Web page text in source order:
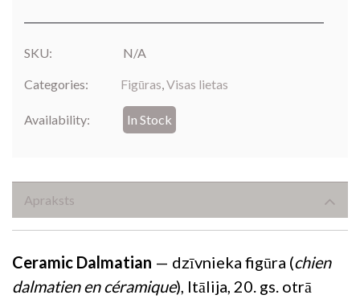
SKU: N/A
Categories: Figūras,Visas lietas
Availability: In Stock
Apraksts
Ceramic Dalmatian — dzīvnieka figūra (chien
dalmatien en céramique), Itālija, 20. gs. otrā